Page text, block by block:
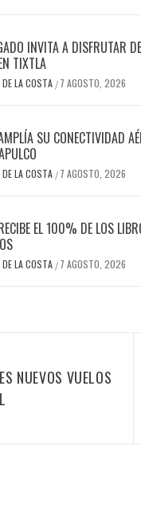
INVITA A DISFRUTAR
TIXTLA
LA COSTA / 7 AGOSTO, 2026
SU CONECTIVIDAD
LA COSTA / 7 AGOSTO, 2026
EL 100% DE LOS
LA COSTA / 7 AGOSTO, 2026
NUEVOS VUELOS